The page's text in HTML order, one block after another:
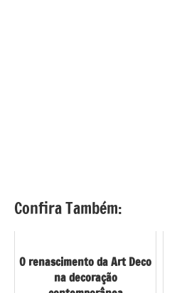
Confira Também:
O renascimento da Art Deco
na decoração